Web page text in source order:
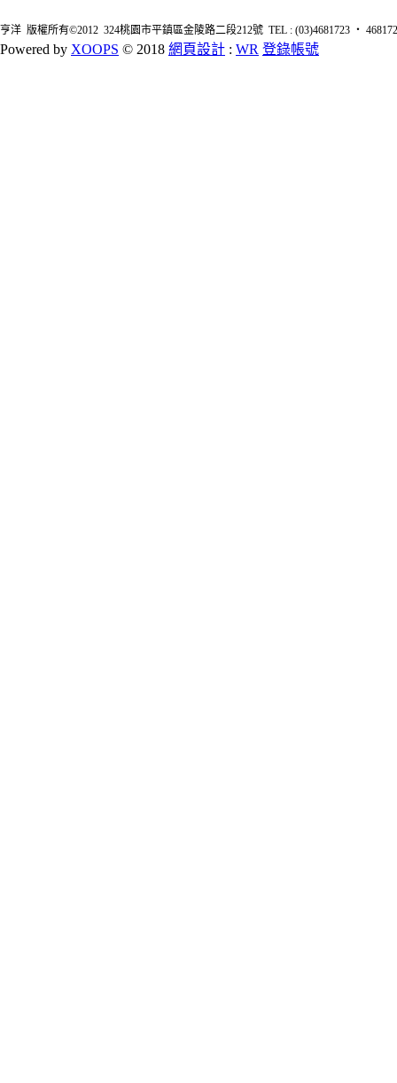
亨洋 版權所有©2012 324桃園市平鎮區金陵路二段212號 TEL : (03)4681723 ‧
Powered by XOOPS © 2018 網頁設計 : WR 登錄帳號